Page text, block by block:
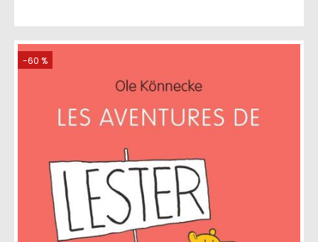
-60 %